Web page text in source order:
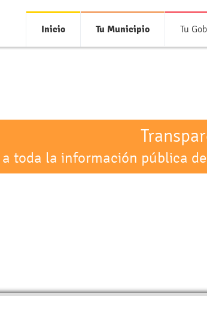
Inicio Tu Municipio Tu
a toda la información pública